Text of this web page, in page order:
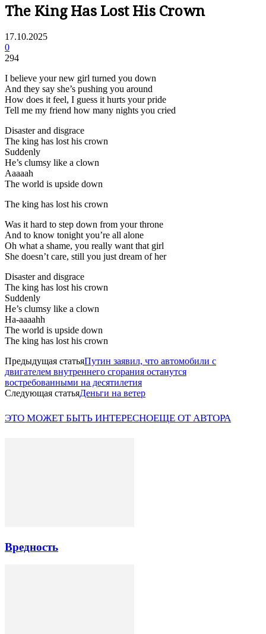
The King Has Lost His Crown
17.10.2025
0
294
I believe your new girl turned you down
And they say she’s pushing you around
How does it feel, I guess it hurts your pride
Tell me my friend how many nights you cried
Disaster and disgrace
The king has lost his crown
Suddenly
He’s clumsy like a clown
Aaaaah
The world is upside down
The king has lost his crown
Was it hard to step down from your throne
And to know tonight you’re all alone
Oh what a shame, you really want that girl
She doesn’t care, still you just dream of her
Disaster and disgrace
The king has lost his crown
Suddenly
He’s clumsy like a clown
Ha-aaaahh
The world is upside down
The king has lost his crown
Предыдущая статьяПутин заявил, что автомобили с
двигателем внутреннего сгорания останутся
востребованными на десятилетия
Следующая статьяДеньги на ветер
ЭТО МОЖЕТ БЫТЬ ИНТЕРЕСНОЕЩЕ ОТ АВТОРА
Вредность